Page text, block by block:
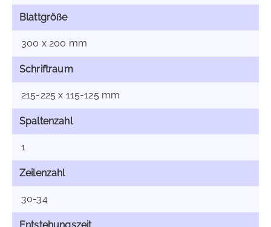
Blattgröße
300 x 200 mm
Schriftraum
215-225 x 115-125 mm
Spaltenzahl
1
Zeilenzahl
30-34